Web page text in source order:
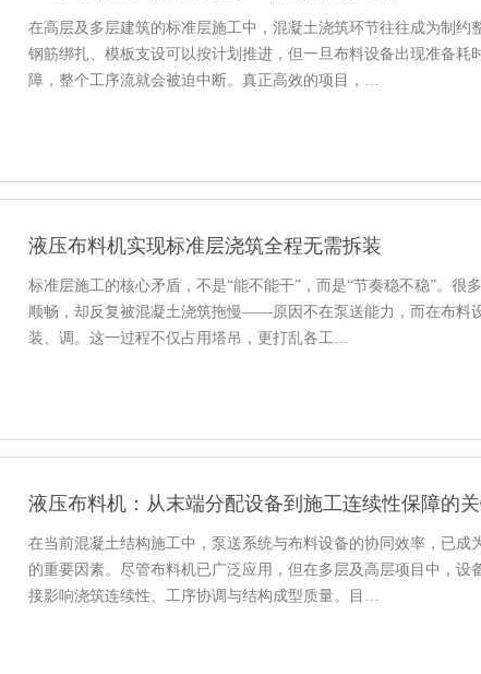
在高层及多层建筑的标准层施工中，混凝土浇筑环节往往成为制约
钢筋绑扎、模板支设可以按计划推进，但一旦布料设备出现准备耗
障，整个工序流就会被迫中断。真正高效的项目，…
液压布料机实现标准层浇筑全程无需拆装
标准层施工的核心矛盾，不是“能不能干”，而是“节奏稳不稳”。很
顺畅，却反复被混凝土浇筑拖慢——原因不在泵送能力，而在布料
装、调。这一过程不仅占用塔吊，更打乱各工…
液压布料机：从末端分配设备到施工连续性保障的
在当前混凝土结构施工中，泵送系统与布料设备的协同效率，已成
的重要因素。尽管布料机已广泛应用，但在多层及高层项目中，设
接影响浇筑连续性、工序协调与结构成型质量。目…